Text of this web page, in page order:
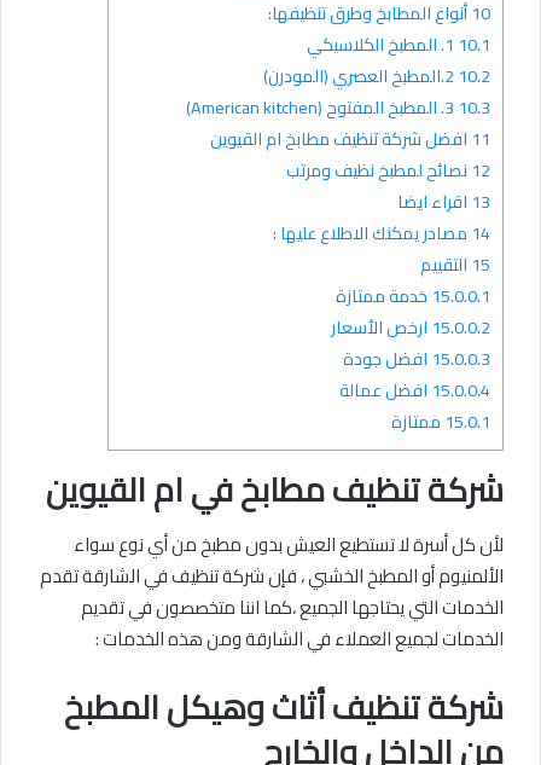
10أنواع المطابخ وطرق تنظيفها:
10.1
10.2
10.3
11 افضل شركة تنظيف مطابخ ام القيوين
12 نصائح لمطبخ نظيف ومرتب
13 اقراء ايضا
14 مصادر يمكنك الاطلاع عليها :
15 التقييم
15.0.0.1 خدمة ممتازة
15.0.0.2 ارخص الأسعار
15.0.0.3 افضل جودة
15.0.0.4 افضل عمالة
15.0.1 ممتازة
شركة تنظيف مطابخ في ام القيوين
لأن كل أسرة لا تستطيع العيش بدون مطبخ من أي نوع سواء
الألمنيوم أو المطبخ الخشبي ، فإن شركة تنظيف في الشارقة تقدم
الخدمات التي يحتاجها الجميع ،كما اننا متخصصون في تقديم
الخدمات لجميع العملاء في الشارقة ومن هذه الخدمات :
شركةتنظيف أثاث وهيكل المطبخ
من الداخل والخارج